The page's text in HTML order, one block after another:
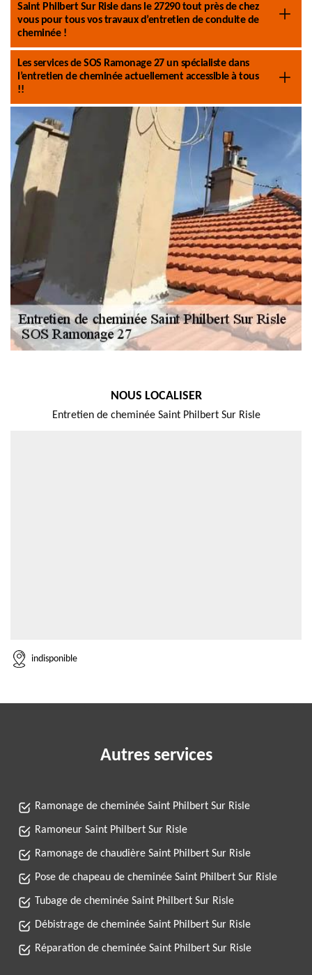
Saint Philbert Sur Risle dans le 27290 tout près de chez
vous pour tous vos travaux d’entretien de conduite de
cheminée !
Les services de SOS Ramonage 27 un spécialiste dans
l’entretien de cheminée actuellement accessible à tous
!!
NOUS LOCALISER
Entretien de cheminée Saint Philbert Sur Risle
indisponible
Autres services
Ramonage de cheminée Saint Philbert Sur Risle
Ramoneur Saint Philbert Sur Risle
Ramonage de chaudière Saint Philbert Sur Risle
Pose de chapeau de cheminée Saint Philbert Sur Risle
Tubage de cheminée Saint Philbert Sur Risle
Débistrage de cheminée Saint Philbert Sur Risle
Réparation de cheminée Saint Philbert Sur Risle